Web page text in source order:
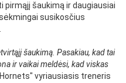
pirmąjį šaukimą ir daugiausiai
susikosčius
šaukimą. Pasakiau, kad tai
ir vaikai meldėsi, kad viskas
vyriausiasis treneris